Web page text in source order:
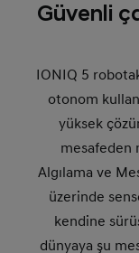
Güvenli
IONIQ 5
otonom
yüksek
mesafeden
Algılama ve
üzerinde
kendine
dünyaya şu